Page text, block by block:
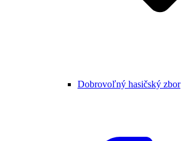
Dobrovoľný hasičský zbor